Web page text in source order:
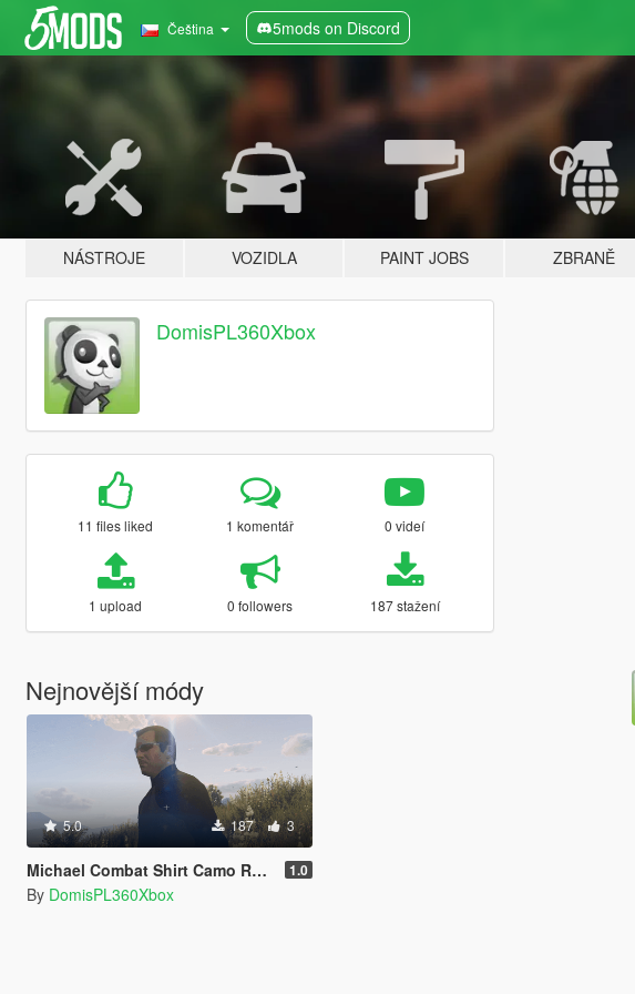
Čeština 5mods on Discord
NÁSTROJE VOZIDLA PAINT JOBS ZBRANĚ
DomisPL360Xbox
11 files liked 1 komentář 0 videí
1 upload 0 followers 187 stažení
Nejnovější módy
5.0 187 3
Michael Combat Shirt Camo Retexture 1.0
By DomisPL360Xbox